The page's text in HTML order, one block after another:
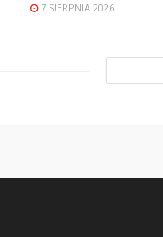
7 SIERPNIA 2026